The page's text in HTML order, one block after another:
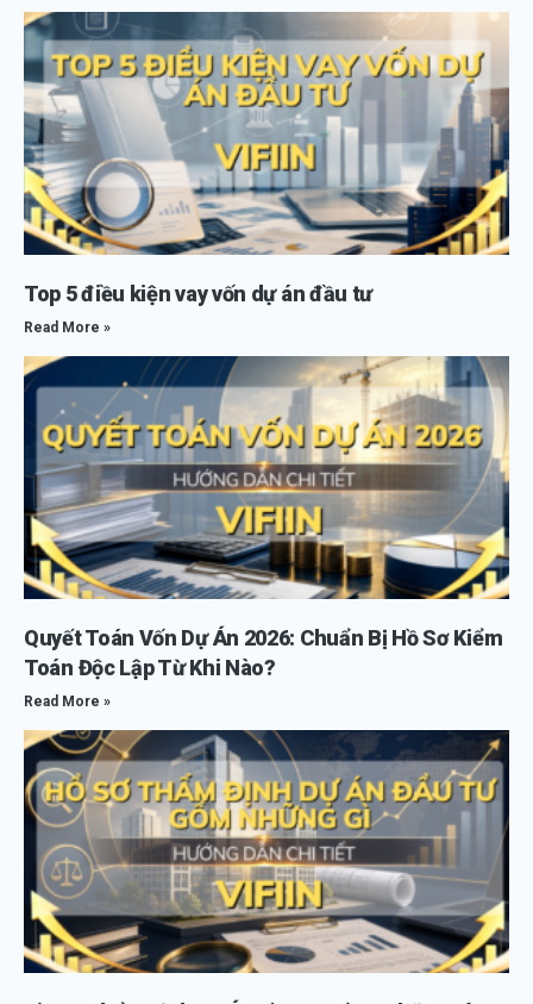
Top 5 điều kiện vay vốn dự án đầu tư
Read More »
Quyết Toán Vốn Dự Án 2026: Chuẩn Bị Hồ Sơ Kiểm
Toán Độc Lập Từ Khi Nào?
Read More »